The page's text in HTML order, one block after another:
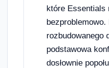
które Essentials
rozbudowanego
podstawowa
dosłownie